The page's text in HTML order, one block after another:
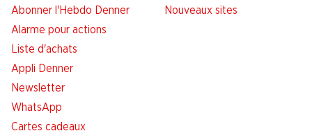
Abonner l'Hebdo Denner
Alarme pour actions
Liste d'achats
Appli Denner
Newsletter
WhatsApp
Cartes cadeaux
Nouveaux sites